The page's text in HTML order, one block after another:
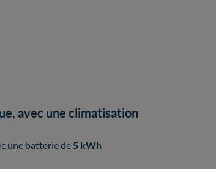
avec une climatisation
une batterie de 5 kWh